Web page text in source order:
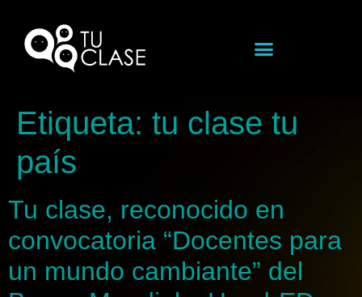
Etiqueta: tu clase tu
país
Tu clase, reconocido en
convocatoria “Docentes para
un mundo cambiante” del